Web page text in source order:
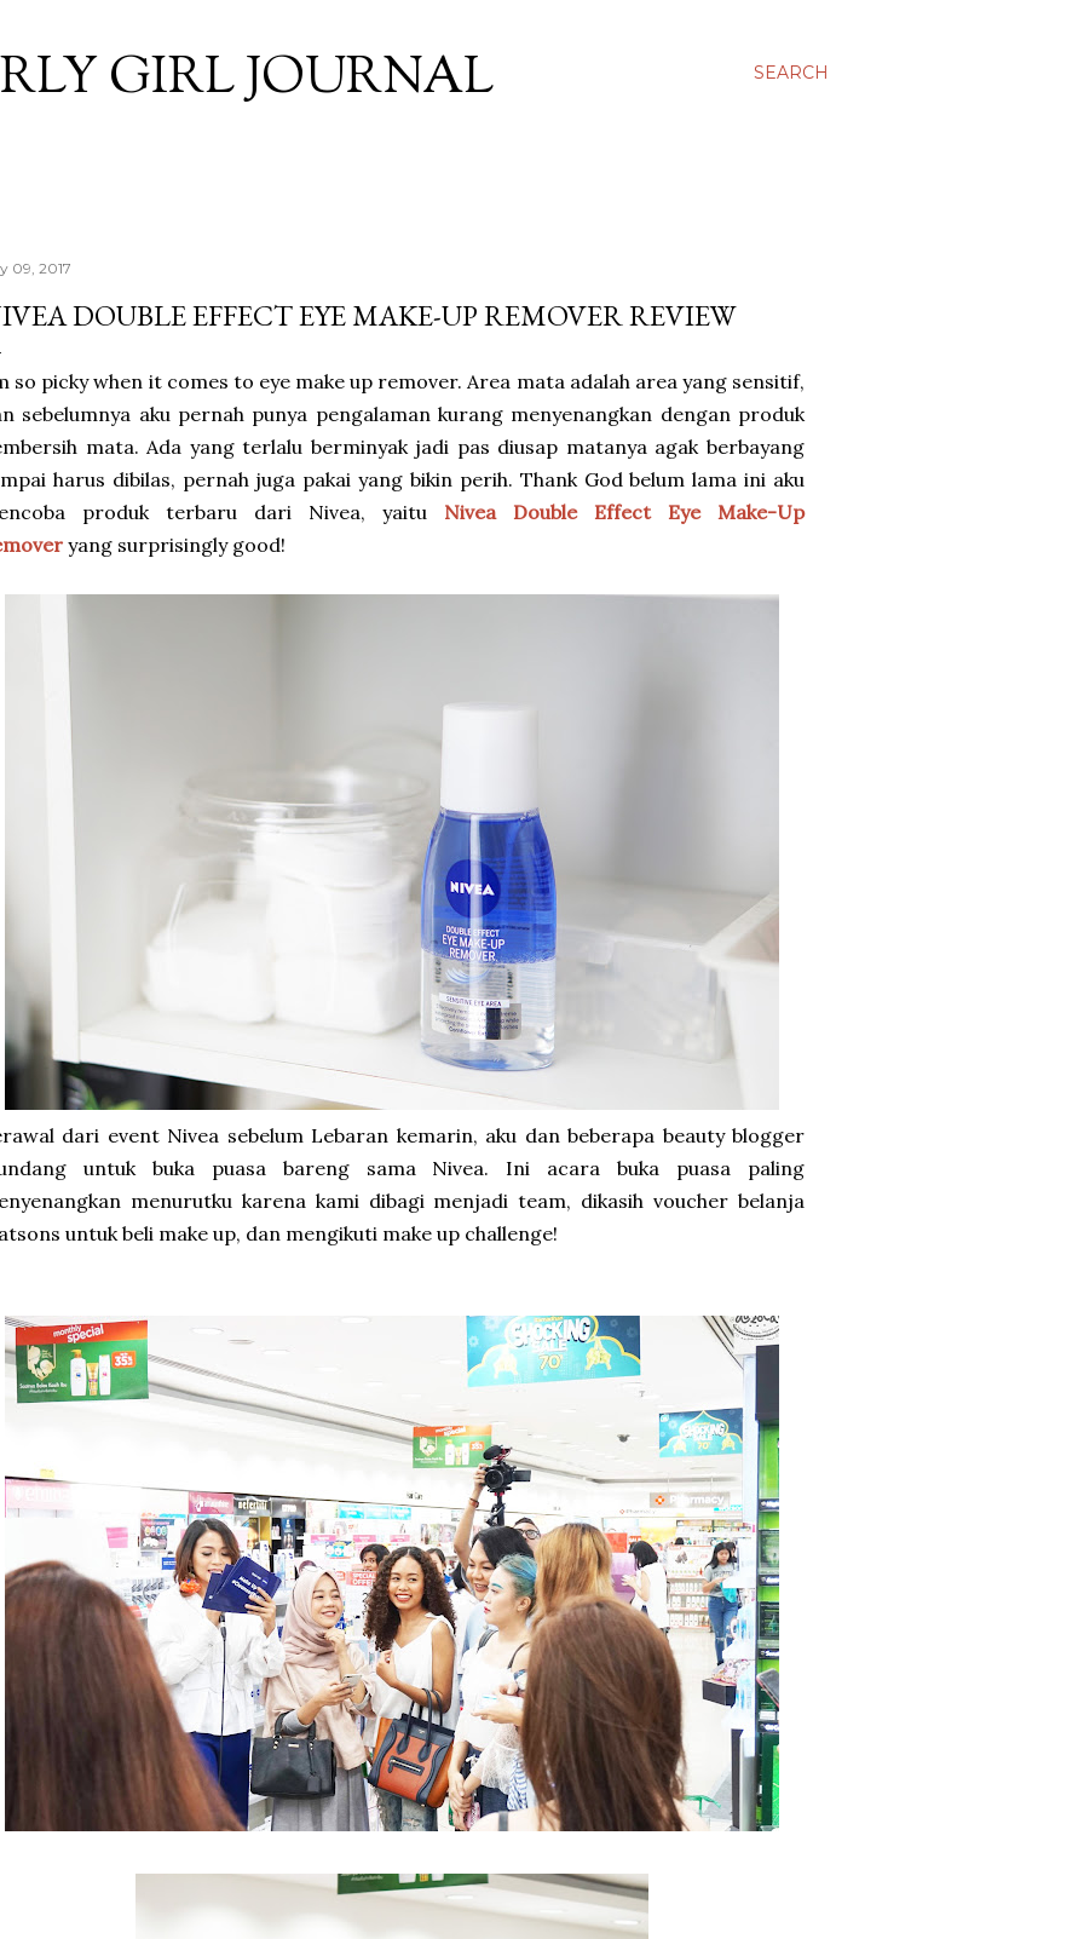
SEARCH
GIRL JOURNAL
09, 2017
DOUBLE EFFECT EYE MAKE-UP REMOVER REVIEW
so picky when it comes to eye make up remover. Area mata adalah area yang sensitif,
sebelumnya aku pernah punya pengalaman kurang menyenangkan dengan produk
mata. Ada yang terlalu berminyak jadi pas diusap matanya agak berbayang
harus dibilas, pernah juga pakai yang bikin perih. Thank God belum lama ini aku
produk terbaru dari Nivea, yaitu Nivea Double Effect Eye Make-Up
yang surprisingly good!
dari event Nivea sebelum Lebaran kemarin, aku dan beberapa beauty blogger
untuk buka puasa bareng sama Nivea. Ini acara buka puasa paling
menurutku karena kami dibagi menjadi team, dikasih voucher belanja
untuk beli make up, dan mengikuti make up challenge!